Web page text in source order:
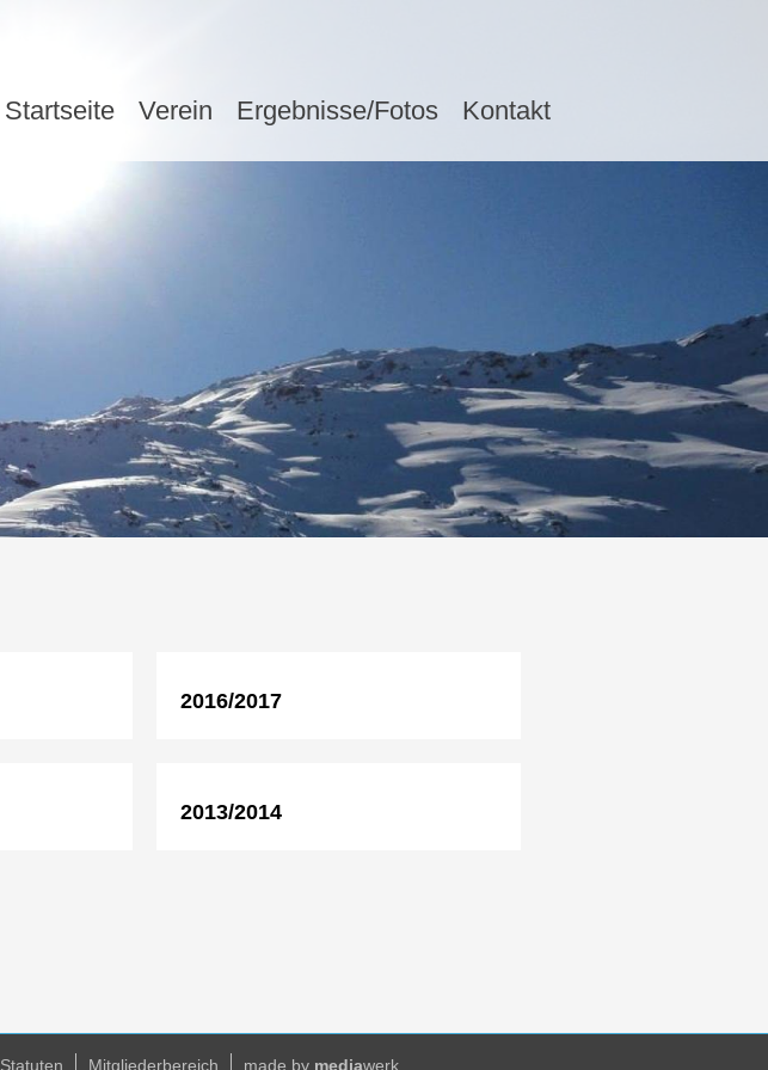
Startseite Verein Ergebnisse/Fotos Kontakt
2016/2017
2013/2014
Statuten Mitgliederbereich made by mediawerk